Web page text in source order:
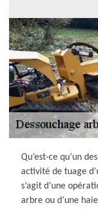
Qu’est-ce qu’un
activité de tuage
s’agit d’une
arbre ou d’une